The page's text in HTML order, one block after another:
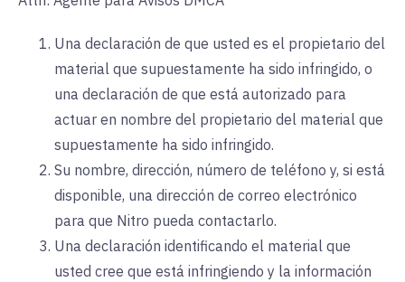
Una declaración de que usted es el propietario del
material que supuestamente ha sido infringido, o
una declaración de que está autorizado para
actuar en nombre del propietario del material que
supuestamente ha sido infringido.
Su nombre, dirección, número de teléfono y, si está
disponible, una dirección de correo electrónico
para que Nitro pueda contactarlo.
Una declaración identificando el material que
usted cree que está infringiendo y la información